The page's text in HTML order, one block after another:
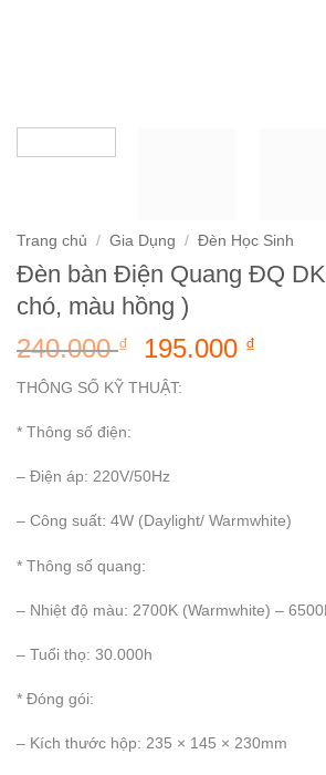
Trang chủ / Gia Dụng / Đèn Học Sinh
Đèn bàn Điện Quang ĐQ
chó, màu hồng )
240.000₫
Giá
gốc
là:
195.000 ₫
THÔNG SỐ KỸ THUẬT:
* Thông số điện:
– Điện áp: 220V/50Hz
– Công suất: 4W (Daylight/ Warmwhite)
* Thông số quang:
– Nhiệt độ màu: 2700K (Warmwhite) –
– Tuổi thọ: 30.000h
* Đóng gói:
– Kích thước hộp: 235 × 145 × 230mm